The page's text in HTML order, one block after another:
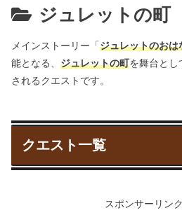
ジュレットの町
メインストーリー「ジュレットのおは
能となる、 ジュレットの町を舞台とし
されるクエストです。
クエスト一覧
スポンサーリン